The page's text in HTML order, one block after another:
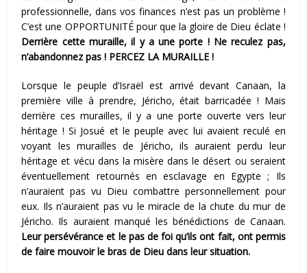
professionnelle, dans vos finances n’est pas un problème !
C’est une OPPORTUNITÉ pour que la gloire de Dieu éclate !
Derrière cette muraille, il y a une porte ! Ne reculez pas,
n’abandonnez pas ! PERCEZ LA MURAILLE !
Lorsque le peuple d’Israël est arrivé devant Canaan, la
première ville à prendre, Jéricho, était barricadée ! Mais
derrière ces murailles, il y a une porte ouverte vers leur
héritage ! Si Josué et le peuple avec lui avaient reculé en
voyant les murailles de Jéricho, ils auraient perdu leur
héritage et vécu dans la misère dans le désert ou seraient
éventuellement retournés en esclavage en Egypte ; Ils
n’auraient pas vu Dieu combattre personnellement pour
eux. Ils n’auraient pas vu le miracle de la chute du mur de
Jéricho. Ils auraient manqué les bénédictions de Canaan.
Leur persévérance et le pas de foi qu’ils ont fait, ont permis
de faire mouvoir le bras de Dieu dans leur situation.